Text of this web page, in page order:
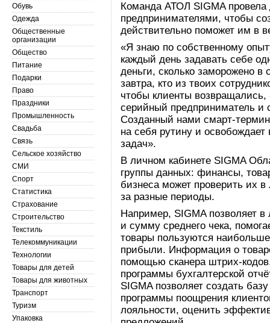
Команда АТОЛ SIGMA провела
предпринимателями, чтобы
действительно поможет им в
«Я знаю по собственному
каждый день задавать себе
деньги, сколько заморожено в
завтра, кто из твоих
чтобы клиенты возвращались,
серийный предприниматель и
Созданный нами смарт-
на себя рутину и
задач».
В личном кабинете SIGMA
группы данных: финансы,
бизнеса может проверить их
за разные периоды.
Например, SIGMA позволяет
и сумму среднего чека,
товары пользуются
прибыли. Информация о
помощью сканера штрих-
программы бухгалтерской
SIGMA позволяет создать
программы поощрения
лояльности, оценить
Обувь
Одежда
Общественные
организации
Общество
Питание
Подарки
Право
Праздники
Промышленность
Свадьба
Связь
Сельское хозяйство
СМИ
Спорт
Статистика
Страхование
Строительство
Текстиль
Телекоммуникации
Технологии
Товары для детей
Товары для животных
Транспорт
Туризм
Упаковка